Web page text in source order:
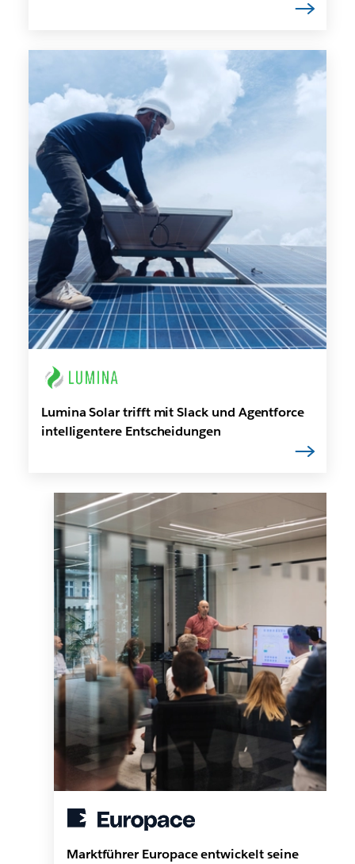
Lumina Solar trifft mit Slack und Agentforce
intelligentere Entscheidungen
Marktführer Europace entwickelt seine